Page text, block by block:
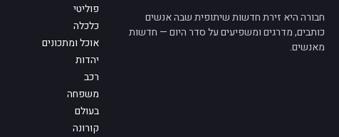
חבורה היא זירת חדשות שיתופית שבה אנשים
כותבים, מדרגים ומשפיעים על סדר היום — חדשות
מאנשים.
פוליטי
כלכלה
אוכל ומתכונים
יהדות
רכב
משפחה
בעולם
קורונה